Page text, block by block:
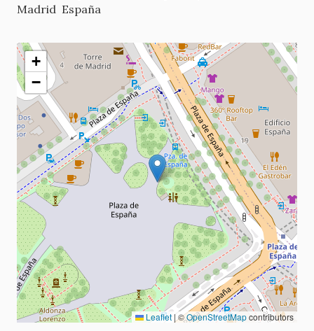
Madrid España
+
−
Leaflet |©OpenStreetMapcontributors